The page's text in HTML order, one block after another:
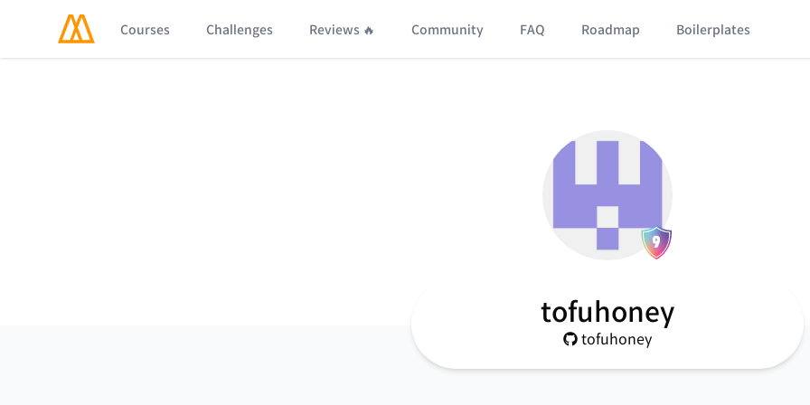
Courses Challenges Reviews 🔥 Community FAQ Roadmap Boilerplates
tofuhoney
tofuhoney